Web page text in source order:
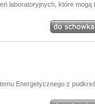
laboratoryjnych, które mogą
Energetycznego z